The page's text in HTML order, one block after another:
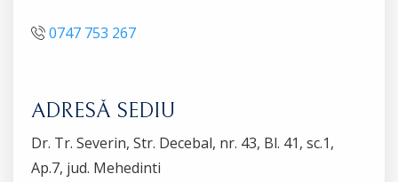
0747 753 267
ADRESĂ SEDIU
Dr. Tr. Severin, Str. Decebal, nr. 43, Bl. 41, sc.1,
Ap.7, jud. Mehedinti